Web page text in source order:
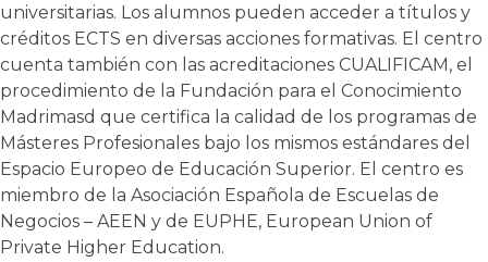
universitarias. Los alumnos pueden acceder a títulos y
créditos ECTS en diversas acciones formativas. El centro
cuenta también con las acreditaciones CUALIFICAM, el
procedimiento de la Fundación para el Conocimiento
Madrimasd que certifica la calidad de los programas de
Másteres Profesionales bajo los mismos estándares del
Espacio Europeo de Educación Superior. El centro es
miembro de la Asociación Española de Escuelas de
Negocios – AEEN y de EUPHE, European Union of
Private Higher Education.